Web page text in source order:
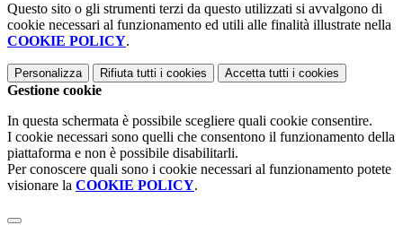
Questo sito o gli strumenti terzi da questo utilizzati si avvalgono di
cookie necessari al funzionamento ed utili alle finalità illustrate nella
COOKIE POLICY.
Personalizza Rifiuta tutti i cookies Accetta tutti i cookies
Gestione cookie
In questa schermata è possibile scegliere quali cookie consentire.
I cookie necessari sono quelli che consentono il funzionamento della
piattaforma e non è possibile disabilitarli.
Per conoscere quali sono i cookie necessari al funzionamento potete
visionare la COOKIE POLICY.